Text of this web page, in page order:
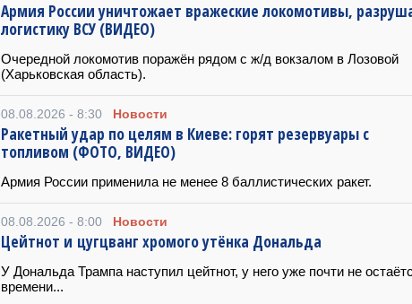
Армия России уничтожает вражеские локомотивы,
логистику ВСУ (ВИДЕО)
Очередной локомотив поражён рядом с ж/д вокзалом в Лозовой
(Харьковская область).
08.08.2026 - 8:30 Новости
Ракетный удар по целям в Киеве: горят резервуары с
топливом (ФОТО, ВИДЕО)
Армия России применила не менее 8 баллистических ракет.
08.08.2026 - 8:00 Новости
Цейтнот и цугцванг хромого утёнка Дональда
У Дональда Трампа наступил цейтнот, у него уже почти не
времени...